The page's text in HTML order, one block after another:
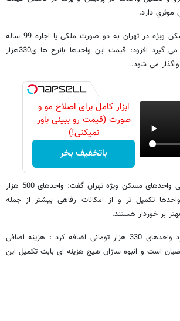
دارد.
محتشم با بیان اینکه مسکن ویژه در تهران به دو صورت ملکی یا اجاره 99 ساله
در اختیار متقاضیان قرار می گیرد افزود: قیمت این واحدها بانرخ ها ی330هزار
ابزار کامل برای اصلاح مو و
صورت (قیمت رو ببینی باور
نمیکنی!)
باتخفیف بخر
محتشم در خصوص ویژگی واحدهای مسکن ویژه تهران گفت: واحدهای 500 هزار
تکمیل تر و از امکانات رفاهی بیشتر از جمله
بر خوردار هستند.
محتشم همچنین در مورد واحدهای 330 هزار تومانی اضافه کرد : هزینه اضافی
است و انبوه سازان هیج هزینه ای بابت تکمیل این